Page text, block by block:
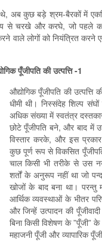
अब कुछ बड़े श्रम-बैरकों में
से चरखे और करघे, जो पहले
वाले लोगों को नियंत्रित
पूँजीपति की उत्पत्ति -1
औद्योगिक पूँजीपति की उत्पत्ति
धीमी थी। निस्संदेह शिल्प
अधिक संख्या में स्वतंत्र
छोटे पूँजीपति बने, और बाद में
विस्तार करके, और इस
कुछ पूर्ण रूप से विकसित
चाल किसी भी तरीके से उस
शर्तों के अनुरूप नहीं था जो
खोजों के बाद बना था। परन्तु
आर्थिक व्यवस्थाओं के भीतर
और जिन्हें उत्पादन की
बिना किसी विशेषण के ”पूँजी”
महाजनी पूँजी और व्यापारिक